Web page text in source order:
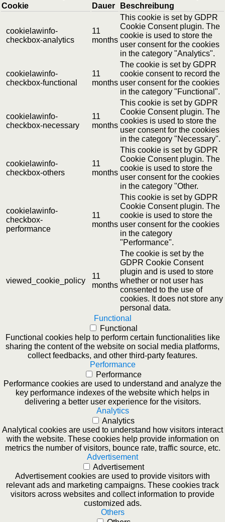
Cookie
Dauer Beschreibung
cookielawinfo-
checkbox-analytics
11
months
This cookie is set by GDPR
Cookie Consent plugin. The
cookie is used to store the
user consent for the cookies
in the category "Analytics".
cookielawinfo-
checkbox-functional
11
months
The cookie is set by GDPR
cookie consent to record the
user consent for the cookies
in the category "Functional".
cookielawinfo-
checkbox-necessary
11
months
This cookie is set by GDPR
Cookie Consent plugin. The
cookies is used to store the
user consent for the cookies
in the category "Necessary".
cookielawinfo-
checkbox-others
11
months
This cookie is set by GDPR
Cookie Consent plugin. The
cookie is used to store the
user consent for the cookies
in the category "Other.
cookielawinfo-
checkbox-
performance
11
months
This cookie is set by GDPR
Cookie Consent plugin. The
cookie is used to store the
user consent for the cookies
in the category
"Performance".
viewed_cookie_policy
11
months
The cookie is set by the
GDPR Cookie Consent
plugin and is used to store
whether or not user has
consented to the use of
cookies. It does not store any
personal data.
Functional
Functional
Functional cookies help to perform certain functionalities like
sharing the content of the website on social media platforms,
collect feedbacks, and other third-party features.
Performance
Performance
Performance cookies are used to understand and analyze the
key performance indexes of the website which helps in
delivering a better user experience for the visitors.
Analytics
Analytics
Analytical cookies are used to understand how visitors interact
with the website. These cookies help provide information on
metrics the number of visitors, bounce rate, traffic source, etc.
Advertisement
Advertisement
Advertisement cookies are used to provide visitors with
relevant ads and marketing campaigns. These cookies track
visitors across websites and collect information to provide
customized ads.
Others